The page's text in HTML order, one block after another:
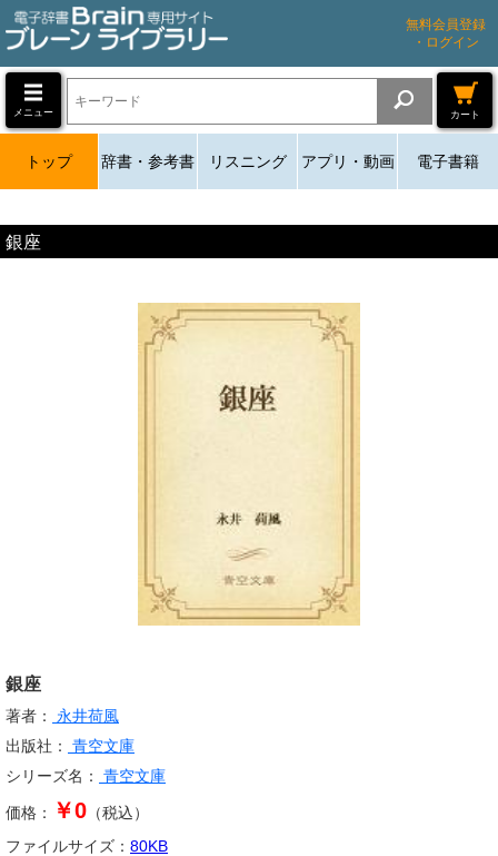
無料会員登録
・ログイン
メニュー カート
トップ 辞書・参考書 リスニング アプリ・動画 電子書籍
銀座
銀座
著者：
永井荷風
出版社：
青空文庫
シリーズ名：
青空文庫
価格： ￥0 （税込）
ファイルサイズ： 80KB